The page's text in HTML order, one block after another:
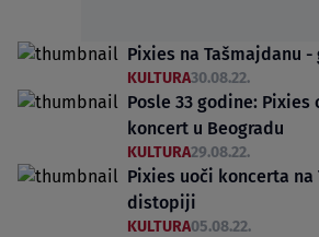
Pixies na Tašmajdanu
KULTURA30.08.22.
Posle 33 godine:
koncert u Beogradu
KULTURA29.08.22.
Pixies uoči koncerta na
distopiji
KULTURA05.08.22.